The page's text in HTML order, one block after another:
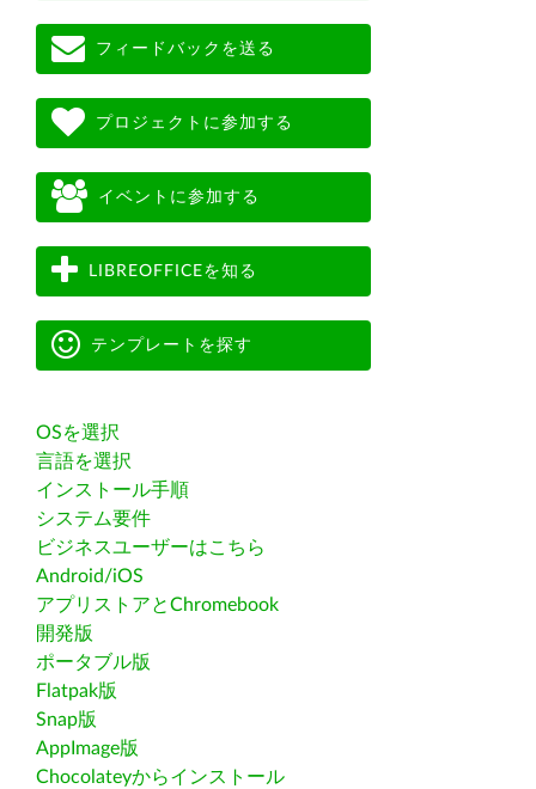
フィードバックを送る
プロジェクトに参加する
イベントに参加する
LIBREOFFICEを知る
テンプレートを探す
OSを選択
言語を選択
インストール手順
システム要件
ビジネスユーザーはこちら
Android/iOS
アプリストアとChromebook
開発版
ポータブル版
Flatpak版
Snap版
AppImage版
Chocolateyからインストール